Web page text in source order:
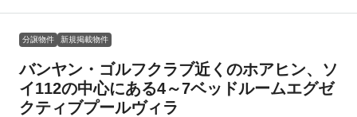
分譲物件 新規掲載物件
バンヤン・ゴルフクラブ近くのホアヒン、ソ
イ112の中心にある4～7ベッドルームエグゼ
クティブプールヴィラ